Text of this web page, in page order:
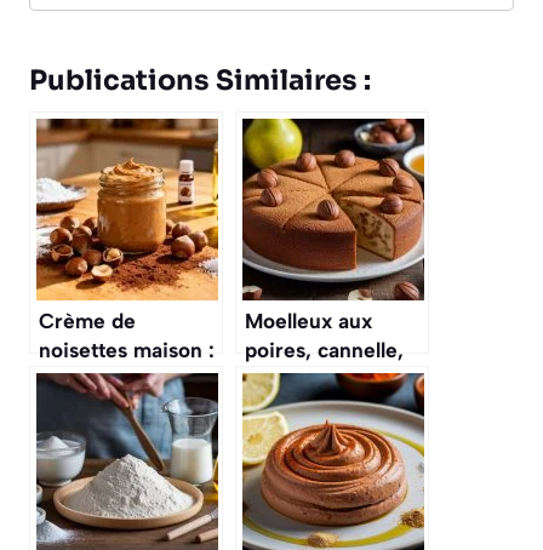
Publications Similaires :
Crème de
noisettes maison :
la recette
gourmande
Moelleux aux
poires, cannelle,
noisettes : ce
gâteau d’automne
enveloppe vos
après‑midi de
douceur parfumée